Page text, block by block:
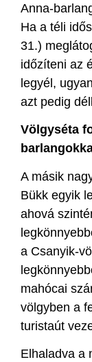
Anna-
Ha a téli
31.)
időzíteni az
legyél,
azt pedig
Völgyséta
A másik
Bükk egyik
ahová
a Csanyik-
mahócai
völgyben a
turistaút
Elhaladva a